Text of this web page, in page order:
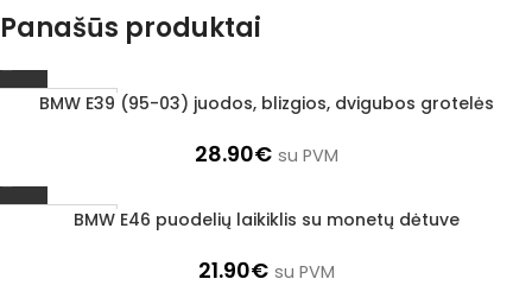
Panašūs produktai
1–3 D. D.
BMW E39 (95-03) juodos, blizgios, dvigubos grotelės
28.90€ su PVM
1–3 D. D.
BMW E46 puodelių laikiklis su monetų dėtuve
21.90€ su PVM